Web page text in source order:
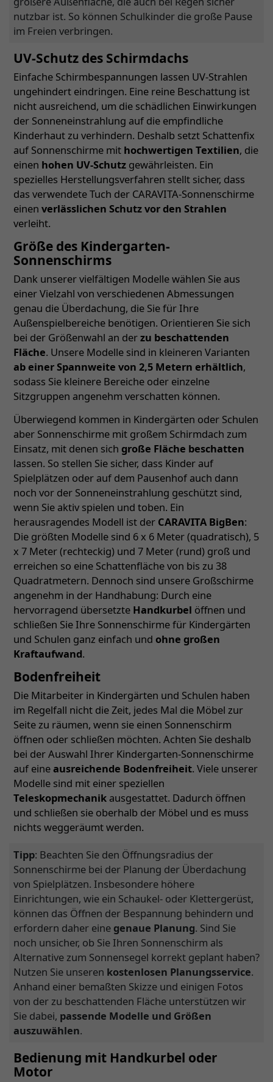
nutzbar ist. So können Schulkinder die große Pause
im Freien verbringen.
UV-Schutz des Schirmdachs
Einfache Schirmbespannungen lassen UV-Strahlen
ungehindert eindringen. Eine reine Beschattung ist
nicht ausreichend, um die schädlichen Einwirkungen
der Sonneneinstrahlung auf die empfindliche
Kinderhaut zu verhindern. Deshalb setzt Schattenfix
auf Sonnenschirme mit hochwertigen Textilien, die
einen hohen UV-Schutz gewährleisten. Ein
spezielles Herstellungsverfahren stellt sicher, dass
das verwendete Tuch der CARAVITA-Sonnenschirme
einen verlässlichen Schutz vor den Strahlen
verleiht.
Größe des Kindergarten-
Sonnenschirms
Dank unserer vielfältigen Modelle wählen Sie aus
einer Vielzahl von verschiedenen Abmessungen
genau die Überdachung, die Sie für Ihre
Außenspielbereiche benötigen. Orientieren Sie sich
bei der Größenwahl an derzu beschattenden
Fläche. Unsere Modelle sind in kleineren Varianten
ab einer Spannweite von 2,5 Metern erhältlich,
sodass Sie kleinere Bereiche oder einzelne
Sitzgruppen angenehm verschatten können.
Überwiegend kommen in Kindergärten oder Schulen
aber Sonnenschirme mit großem Schirmdach zum
Einsatz, mit denen sich große Fläche beschatten
lassen. So stellen Sie sicher, dass Kinder auf
Spielplätzen oder auf dem Pausenhof auch dann
noch vor der Sonneneinstrahlung geschützt sind,
wenn Sie aktiv spielen und toben. Ein
herausragendes Modell ist der CARAVITA BigBen:
Die größten Modelle sind 6 x 6 Meter (quadratisch), 5
x 7 Meter (rechteckig) und 7 Meter (rund) groß und
erreichen so eine Schattenfläche von bis zu 38
Quadratmetern. Dennoch sind unsere Großschirme
angenehm in der Handhabung: Durch eine
hervorragend übersetzte Handkurbel öffnen und
schließen Sie Ihre Sonnenschirme für Kindergärten
und Schulen ganz einfach und ohne großen
Kraftaufwand.
Bodenfreiheit
Die Mitarbeiter in Kindergärten und Schulen haben
im Regelfall nicht die Zeit, jedes Mal die Möbel zur
Seite zu räumen, wenn sie einen Sonnenschirm
öffnen oder schließen möchten. Achten Sie deshalb
bei der Auswahl Ihrer Kindergarten-Sonnenschirme
auf eineausreichende Bodenfreiheit. Viele unserer
Modelle sind mit einer speziellen
Teleskopmechanik ausgestattet. Dadurch öffnen
und schließen sie oberhalb der Möbel und es muss
nichts weggeräumt werden.
Tipp: Beachten Sie den Öffnungsradius der
Sonnenschirme bei der Planung der Überdachung
von Spielplätzen. Insbesondere höhere
Einrichtungen, wie ein Schaukel- oder Klettergerüst,
können das Öffnen der Bespannung behindern und
erfordern daher eine genaue Planung. Sind Sie
noch unsicher, ob Sie Ihren Sonnenschirm als
Alternative zum Sonnensegel korrekt geplant haben?
Nutzen Sie unseren kostenlosen Planungsservice.
Anhand einer bemaßten Skizze und einigen Fotos
von der zu beschattenden Fläche unterstützen wir
Sie dabei, passende Modelle und Größen
auszuwählen.
Bedienung mit Handkurbel oder
Motor